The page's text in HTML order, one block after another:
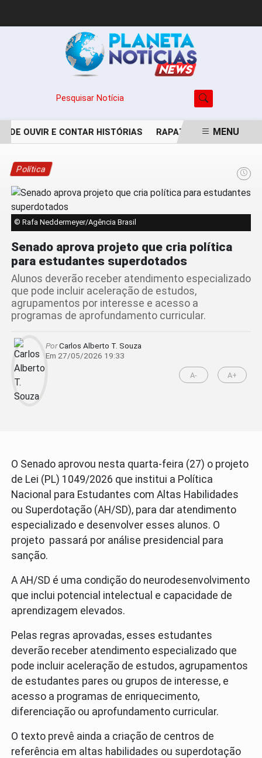
Pesquisar Notícia
OUVIR E CONTAR HISTÓRIAS RAPAZ DE 24 ANOS É
MENU
Política
© Rafa Neddermeyer/Agência Brasil
Senado aprova projeto que cria política
para estudantes superdotados
Alunos deverão receber atendimento especializado
que pode incluir aceleração de estudos,
agrupamentos por interesse e acesso a
programas de aprofundamento curricular.
PorCarlos Alberto T. Souza
Em 27/05/2026 19:33
A- A+
O Senado aprovou nesta quarta-feira (27) o projeto
de Lei (PL) 1049/2026 que institui a Política
Nacional para Estudantes com Altas Habilidades
ou Superdotação (AH/SD), para dar atendimento
especializado e desenvolver esses alunos. O
projeto passará por análise presidencial para
sanção.
A AH/SD é uma condição do neurodesenvolvimento
que inclui potencial intelectual e capacidade de
aprendizagem elevados.
Pelas regras aprovadas, esses estudantes
deverão receber atendimento especializado que
pode incluir aceleração de estudos, agrupamentos
de estudantes pares ou grupos de interesse, e
acesso a programas de enriquecimento,
diferenciação ou aprofundamento curricular.
O texto prevê ainda a criação de centros de
referência em altas habilidades ou superdotação